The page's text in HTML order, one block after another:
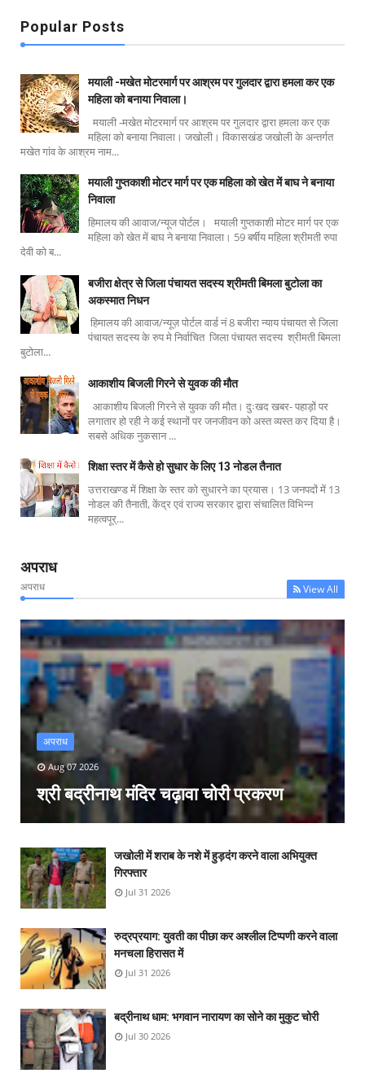
Popular Posts
मयाली -मखेत मोटरमार्ग पर आश्रम पर गुलदार द्वारा हमला कर एक
महिला को बनाया निवाला।
मयाली -मखेत मोटरमार्ग पर आश्रम पर गुलदार द्वारा हमला कर एक
महिला को बनाया निवाला। जखोली। विकासखंड जखोली के अन्तर्गत
मखेत गांव के आश्रम नाम...
मयाली गुप्तकाशी मोटर मार्ग पर एक महिला को खेत में बाघ ने बनाया
निवाला
हिमालय की आवाज/न्यूज पोर्टल। मयाली गुप्तकाशी मोटर मार्ग पर एक
महिला को खेत में बाघ ने बनाया निवाला। 59 बर्षीय महिला श्रीमती रुपा
देवी को ब...
बजीरा क्षेत्र से जिला पंचायत सदस्य श्रीमती बिमला बुटोला का
अकस्मात निधन
हिमालय की आवाज/न्यूज़ पोर्टल वार्ड नं 8 बजीरा न्याय पंचायत से जिला
पंचायत सदस्य के रुप मे निर्वाचित जिला पंचायत सदस्य श्रीमती बिमला
बुटोला...
आकाशीय बिजली गिरने से युवक की मौत
आकाशीय बिजली गिरने से युवक की मौत। दुःखद खबर- पहाड़ों पर
लगातार हो रही ने कई स्थानों पर जनजीवन को अस्त व्यस्त कर दिया है।
सबसे अधिक नुकसान ...
शिक्षा स्तर में कैसे हो सुधार के लिए 13 नोडल तैनात
उत्तराखण्ड में शिक्षा के स्तर को सुधारने का प्रयास। 13 जनपदों में 13
नोडल की तैनाती, केंद्र एवं राज्य सरकार द्वारा संचालित विभिन्न
महत्वपूर्...
अपराध
अपराध View All
अपराध
Aug 07 2026
श्री बद्रीनाथ मंदिर चढ़ावा चोरी प्रकरण
जखोली में शराब के नशे में हुड़दंग करने वाला अभियुक्त
गिरफ्तार
Jul 31 2026
रुद्रप्रयाग: युवती का पीछा कर अश्लील टिप्पणी करने वाला
मनचला हिरासत में
Jul 31 2026
बद्रीनाथ धाम: भगवान नारायण का सोने का मुकुट चोरी
Jul 30 2026